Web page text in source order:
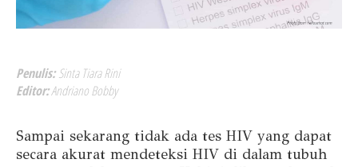
Penulis:Sinta Tiara Rini
Editor:Andriano Bobby
Sampai sekarang tidak ada tes HIV yang dapat
secara akurat mendeteksi HIV di dalam tubuh